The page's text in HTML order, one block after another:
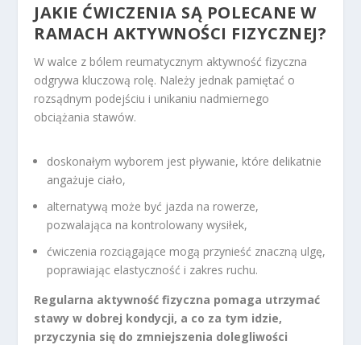
JAKIE ĆWICZENIA SĄ POLECANE W
RAMACH AKTYWNOŚCI FIZYCZNEJ?
W walce z bólem reumatycznym aktywność fizyczna
odgrywa kluczową rolę. Należy jednak pamiętać o
rozsądnym podejściu i unikaniu nadmiernego
obciążania stawów.
doskonałym wyborem jest pływanie, które delikatnie
angażuje ciało,
alternatywą może być jazda na rowerze,
pozwalająca na kontrolowany wysiłek,
ćwiczenia rozciągające mogą przynieść znaczną ulgę,
poprawiając elastyczność i zakres ruchu.
Regularna aktywność fizyczna pomaga utrzymać
stawy w dobrej kondycji, a co za tym idzie,
przyczynia się do zmniejszenia dolegliwości